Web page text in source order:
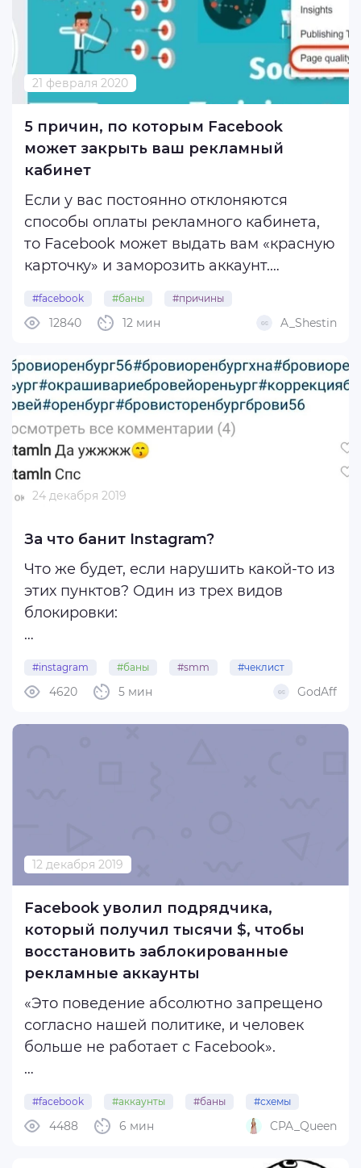
21 февраля 2020
5 причин, по которым Facebook
может закрыть ваш рекламный
кабинет
Если у вас постоянно отклоняются
способы оплаты рекламного кабинета,
то Facebook может выдать вам «красную
карточку» и заморозить аккаунт.
угрозу исчезновения свои объявления,
то вовремя вносите изменения в
Если ВДРУГ Facebook решит, что ...
#facebook #баны #причины
#рекламные_кабинеты
12 мин
12840 A_Shestin
24 декабря 2019
За что банит Instagram?
Что же будет, если нарушить какой-то из
этих пунктов? Один из трех видов
блокировки:
Как проявляется? Вы не можете ставить
лайки, подписываться на пользователей,
#instagram #баны #smm #чеклист
5 мин
4620 GodAff
12 декабря 2019
Facebook уволил подрядчика,
который получил тысячи $, чтобы
восстановить заблокированные
рекламные аккаунты
«Это поведение абсолютно запрещено
согласно нашей политике, и человек
больше не работает с Facebook».
что подрядчик Facebook получил тысячи
долларов в виде взяток теневым
#facebook #аккаунты #баны #схемы
#сотрудник 6 мин
4488 CPA_Queen